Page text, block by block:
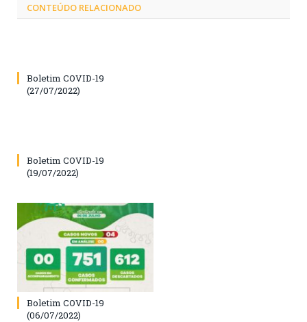
CONTEÚDO RELACIONADO
Boletim COVID-19
(27/07/2022)
Boletim COVID-19
(19/07/2022)
Boletim COVID-19
(06/07/2022)